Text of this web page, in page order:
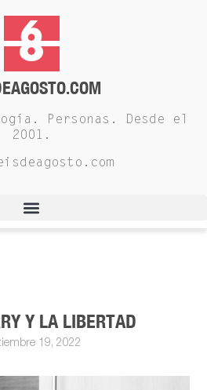
Personas. Desde el
2001.
Y LA LIBERTAD
19, 2022